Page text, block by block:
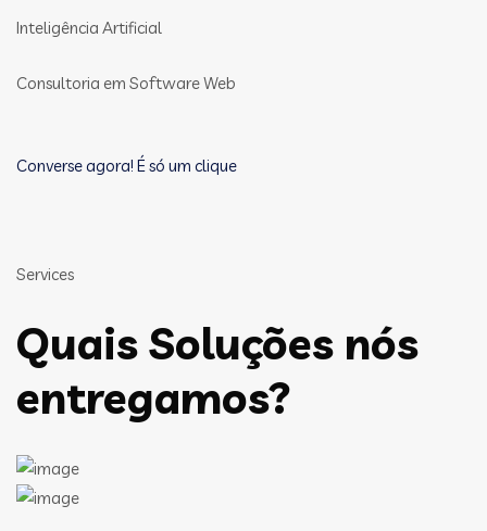
Inteligência Artificial
Consultoria em Software Web
Converse agora! É só um clique
Services
Quais Soluções nós
entregamos?